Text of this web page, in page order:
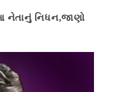
નેતાનું નિધન,જાણો